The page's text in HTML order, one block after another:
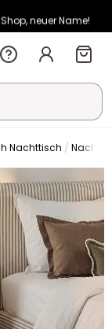
neuer Name!
Produkte
Nachttisch